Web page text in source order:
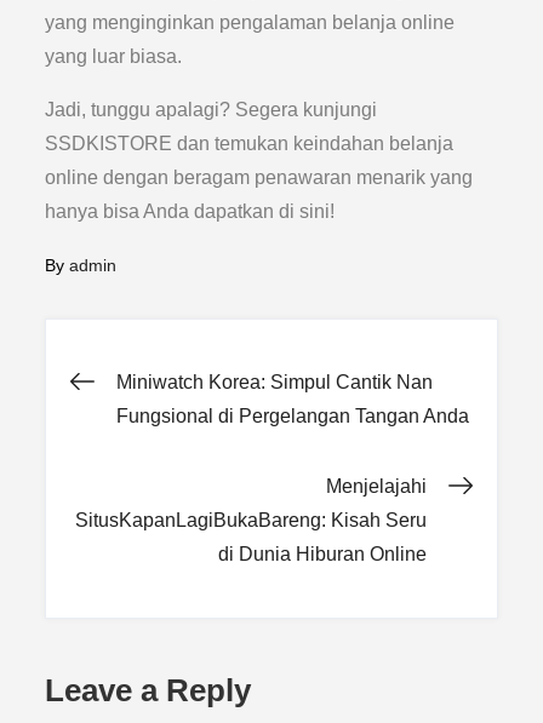
yang menginginkan pengalaman belanja online
yang luar biasa.
Jadi, tunggu apalagi? Segera kunjungi
SSDKISTORE dan temukan keindahan belanja
online dengan beragam penawaran menarik yang
hanya bisa Anda dapatkan di sini!
Byadmin
Post
Miniwatch Korea: Simpul Cantik Nan
Fungsional di Pergelangan Tangan Anda
Menjelajahi
SitusKapanLagiBukaBareng: Kisah Seru
di Dunia Hiburan Online
Leave a Reply